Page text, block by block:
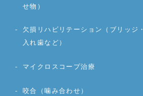
せ物）
欠損リハビリテーション（ブリッジ・
入れ歯など）
マイクロスコープ治療
咬合（噛み合わせ）